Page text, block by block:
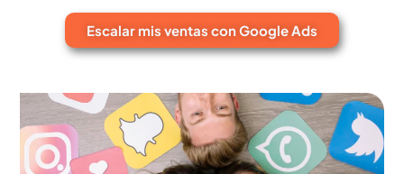
Escalar mis ventas con Google Ads